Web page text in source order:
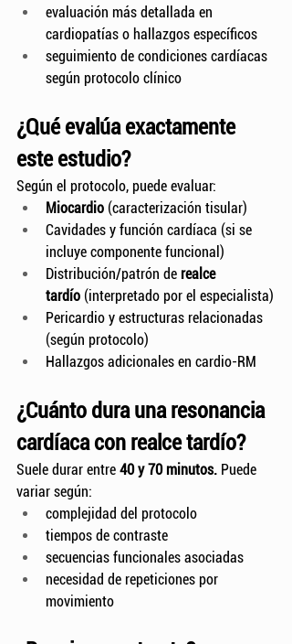
evaluación más detallada en
cardiopatías o hallazgos específicos
seguimiento de condiciones cardíacas
según protocolo clínico
¿Qué evalúa exactamente
este estudio?
Según el protocolo, puede evaluar:
Miocardio (caracterización tisular)
Cavidades y función cardíaca (si se
incluye componente funcional)
Distribución/patrón de realce
tardío (interpretado por el especialista)
Pericardio y estructuras relacionadas
(según protocolo)
Hallazgos adicionales en cardio-RM
¿Cuánto dura una resonancia
cardíaca con realce tardío?
Suele durar entre 40 y 70 minutos. Puede
variar según:
complejidad del protocolo
tiempos de contraste
secuencias funcionales asociadas
necesidad de repeticiones por
movimiento